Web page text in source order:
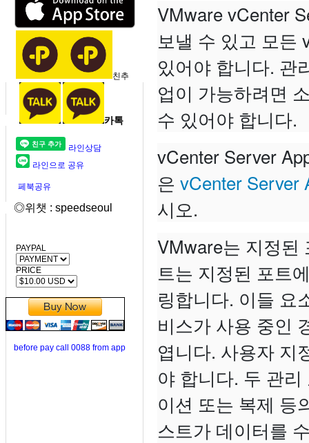
친추
카톡
라인상담
라인으로 공유
페북공유
◎위챗 : speedseoul
PAYPAL
PRICE
before pay call 0088 from app
VMware vCenter
보낼 수 있고 모든
있어야 합니다. 관
업이 가능하려면
수 있어야 합니다.
vCenter Server
은 vCenter Server
시오.
VMware는 지정된
트는 지정된 포트
링합니다. 이들 요
비스가 사용 중인
엽니다. 사용자 지
야 합니다. 두 관
이션 또는 복제 등
스트가 데이터를